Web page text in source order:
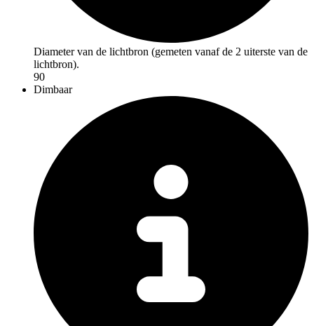
Diameter van de lichtbron (gemeten vanaf de 2 uiterste van de
lichtbron).
90
Dimbaar